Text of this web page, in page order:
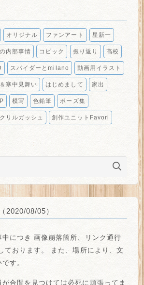
オリジナル ファンアート 星新一
内部事情 コピック 振り返り 高校
スパイダーとmilano 動画用イラスト
寒中見舞い はじめまして 家出
模写 色鉛筆 ポーズ集
リルガッシュ 創作ユニットFavori
2020/08/05）
につき 画像崩落箇所、リンク通行
ております。 また、場所により、 文
です。
合間を見つけては必死に頑張ってま